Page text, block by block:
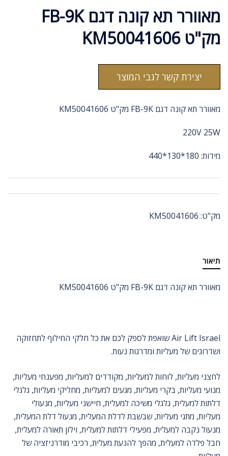
מאוורר תא קונה דגם FB-9K
מק"ט KM50041606
יצירת קשר לגבי המוצר
מאוורר תא קונה דגם FB-9K מק"ט KM50041606
220V 25W
מידות: 180*130*440
מק"ט: KM50041606
תיאור
מאוורר תא קונה דגם FB-9K מק"ט KM50041606
Air Lift Israel שואפת לספק לכם את כל חלקי החילוף לתחזוקה
ושדרוגים של מעליות ומדרגות נעות.
לחצני מעליות, לוחות למעליות, מקודדים למעליות, מפענחי מעליות,
מנועי מעליות, בקרי מעליות, מגעים למעליות, מחליקי מעליות, גלגלי
דלתות למעלית, גלגלי משיכה למעלית, חיישני מעליות, מנעולי
מעליות, מתגי מעליות, שבשבת לדלת המעלית, מנעול דלת המעלית,
מנעול נקבה למעלית, מפעילי דלתות למעלית, וילון תאורה למעלית,
חבל פלדה למעלית, מהפך להנעת מעלית, רכיבי מודרניזציה של